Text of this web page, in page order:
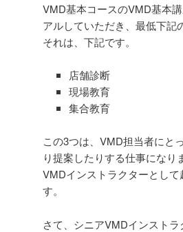
VMD基本コースのVMD基本
アルしていただき、最低下記
それは、下記です。
店舗診断
現場教育
集合教育
この3つは、VMD担当者にと
り提案したりする仕事になり
VMDインストラクターとし
す。
さて、シニアVMDインストラ